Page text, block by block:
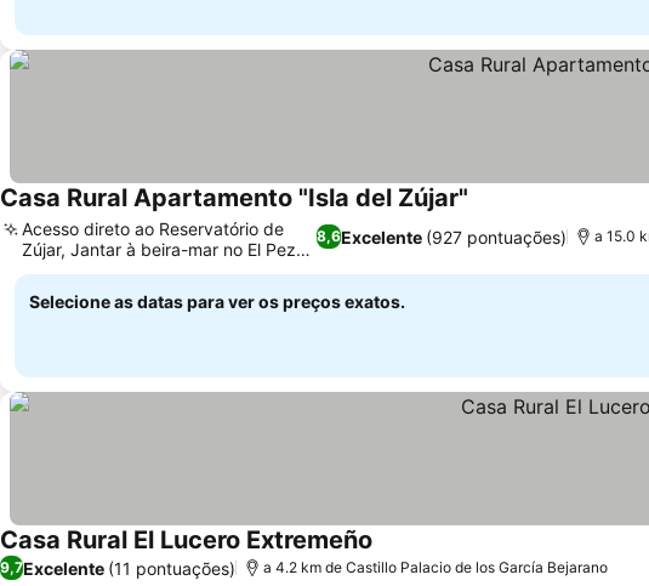
Casa Rural Apartamento "Isla del Zújar"
8,6Excelente (927 pontuações)
Acesso direto ao Reservatório de
Zújar, Jantar à beira-mar no El Pez
Gato
a 15.0
Selecione as datas para ver os preços exatos.
Casa Rural El Lucero Extremeño
9,7Excelente (11 pontuações) a 4.2 km de Castillo Palacio de los García Bejarano